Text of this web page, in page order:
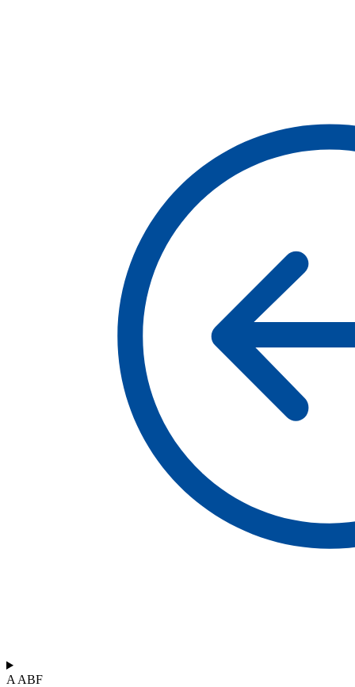
A ABF